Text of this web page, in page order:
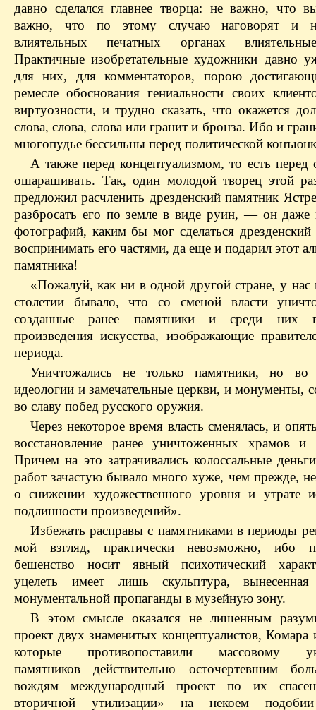
давно сделался главнее творца: не важно, что
важно, что по этому случаю наговорят и
влиятельных печатных органах
Практичные изобретательные художники давно
для них, для комментаторов, порою
ремесле обоснования гениальности своих
виртуозности, и трудно сказать, что окажется
слова, слова, слова или гранит и бронза. Ибо и
многопудье бессильны перед политической
А также перед концептуализмом, то есть перед
ошарашивать. Так, один молодой творец этой
предложил расчленить дрезденский памятник
разбросать его по земле в виде руин, — он даже
фотографий, каким бы мог сделаться
воспринимать его частями, да еще и подарил этот
памятника!
«Пожалуй, как ни в одной другой стране, у нас
столетии бывало, что со сменой власти
созданные ранее памятники и среди них
произведения искусства, изображающие
периода.
Уничтожались не только памятники, но
идеологии и замечательные церкви, и монументы,
во славу побед русского оружия.
Через некоторое время власть сменялась, и
восстановление ранее уничтоженных храмов и
Причем на это затрачивались колоссальные
работ зачастую бывало много хуже, чем прежде,
о снижении художественного уровня и утрате
подлинности произведений».
Избежать расправы с памятниками в периоды
мой взгляд, практически невозможно, ибо
бешенство носит явный психотический
уцелеть имеет лишь скульптура,
монументальной пропаганды в музейную зону.
В этом смысле оказался не лишенным
проект двух знаменитых концептуалистов,
которые противопоставили массовому
памятников действительно осточертевшим
вождям международный проект по их
вторичной утилизации» на некоем